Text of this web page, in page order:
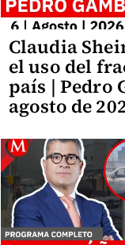
Claudia
el uso del
país | Pedro
agosto de